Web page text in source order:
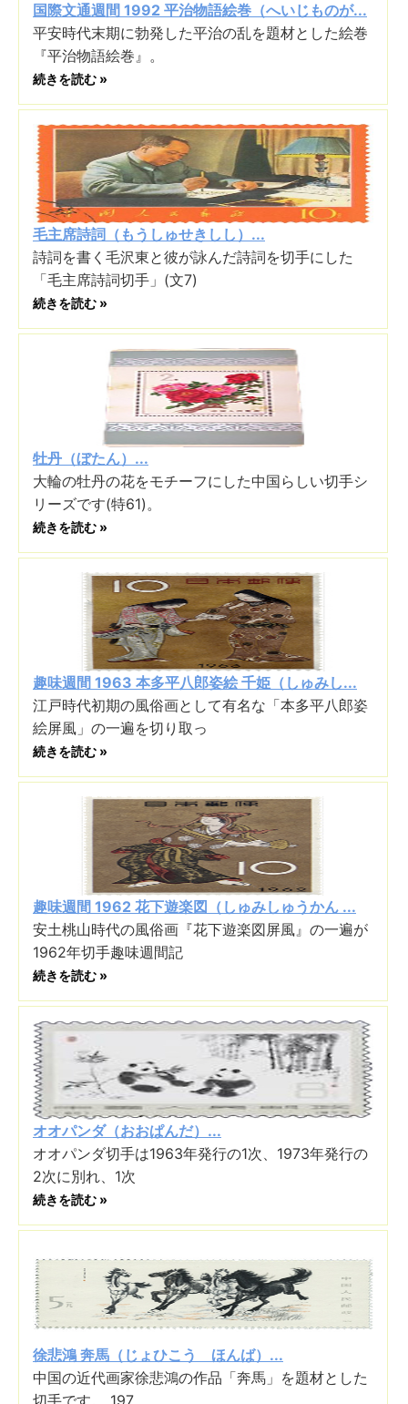
国際文通週間 1992 平治物語絵巻（へいじものが...
平安時代末期に勃発した平治の乱を題材とした絵巻
『平治物語絵巻』。
続きを読む »
毛主席詩詞（もうしゅせきしし）...
詩詞を書く毛沢東と彼が詠んだ詩詞を切手にした
「毛主席詩詞切手」(文7)
続きを読む »
牡丹（ぼたん）...
大輪の牡丹の花をモチーフにした中国らしい切手シ
リーズです(特61)。
続きを読む »
趣味週間 1963 本多平八郎姿絵 千姫（しゅみし...
江戸時代初期の風俗画として有名な「本多平八郎姿
絵屏風」の一遍を切り取っ
続きを読む »
趣味週間 1962 花下遊楽図（しゅみしゅうかん ...
安土桃山時代の風俗画『花下遊楽図屏風』の一遍が
1962年切手趣味週間記
続きを読む »
オオパンダ（おおぱんだ）...
オオパンダ切手は1963年発行の1次、1973年発行の
2次に別れ、1次
続きを読む »
徐悲鴻 奔馬（じょひこう ほんば）...
中国の近代画家徐悲鴻の作品「奔馬」を題材とした